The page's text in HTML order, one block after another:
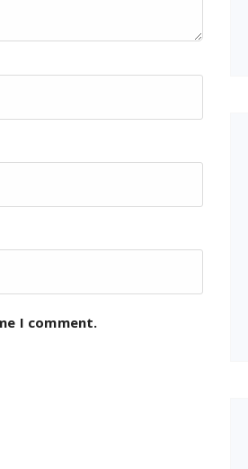
I comment.